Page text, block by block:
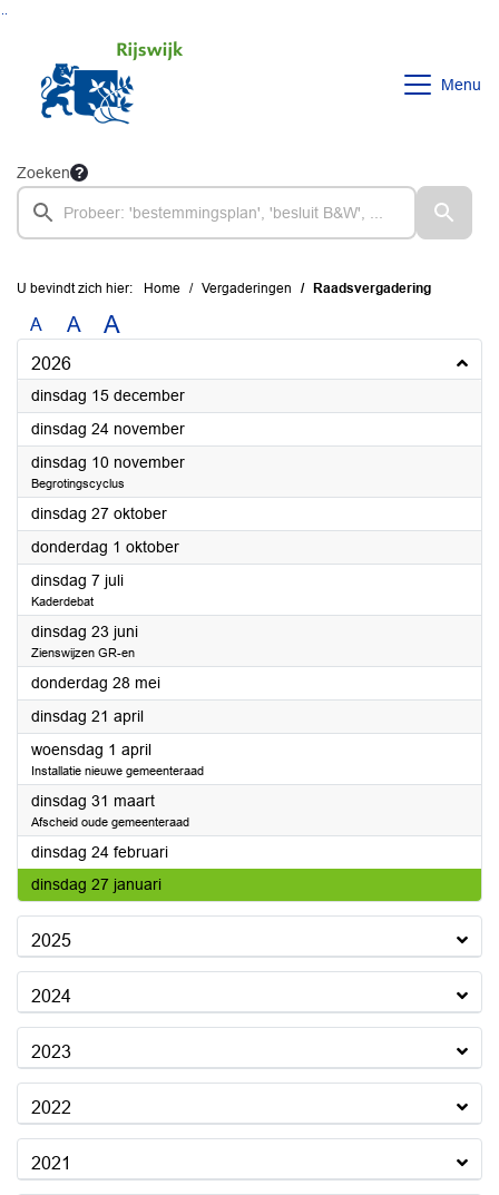
Menu
Zoeken
U bevindt zich hier: Home Vergaderingen Raadsvergadering
A A A
2026
dinsdag 15 december2026
dinsdag 24 november2026
dinsdag 10 november2026
Begrotingscyclus
dinsdag 27 oktober2026
donderdag 1 oktober2026
dinsdag 7 juli2026
Kaderdebat
dinsdag 23 juni2026
Zienswijzen GR-en
donderdag 28 mei2026
dinsdag 21 april2026
woensdag 1 april2026
Installatie nieuwe gemeenteraad
dinsdag 31 maart2026
Afscheid oude gemeenteraad
dinsdag 24 februari2026
dinsdag 27 januari2026
2025
2024
2023
2022
2021